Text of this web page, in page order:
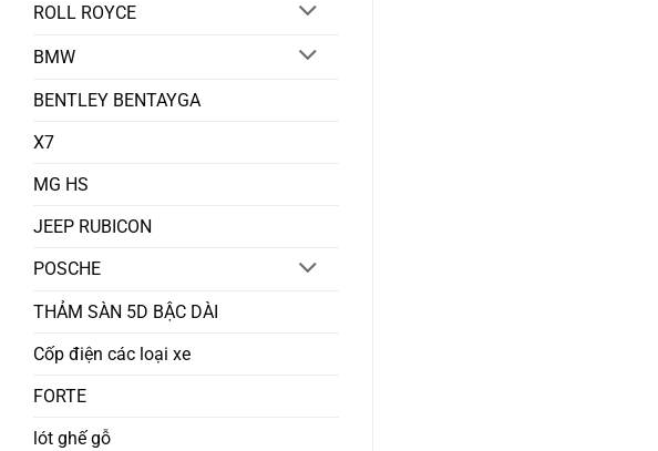
ROLL ROYCE
BMW
BENTLEY BENTAYGA
X7
MG HS
JEEP RUBICON
POSCHE
THẢM SÀN 5D BẬC DÀI
Cốp điện các loại xe
FORTE
lót ghế gỗ